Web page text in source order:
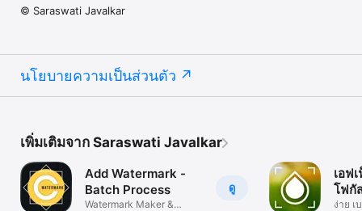
© Saraswati Javalkar
นโยบายความเป็นส่วนตัว
เพิ่มเติมจาก Saraswati Javalkar
ดู
Add Watermark -
Batch Process
Watermark Maker &
เอฟ
โฟกั
ง่าย เ